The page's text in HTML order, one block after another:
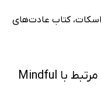
کتاب عادت‌های
خرید و شنیدن کتاب‌های صوتی مرتبط با Mindful